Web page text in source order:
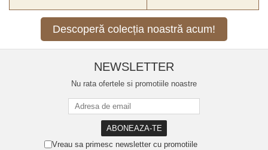
Descoperă colecția noastră acum!
NEWSLETTER
Nu rata ofertele si promotiile noastre
Vreau sa primesc newsletter cu promotiile